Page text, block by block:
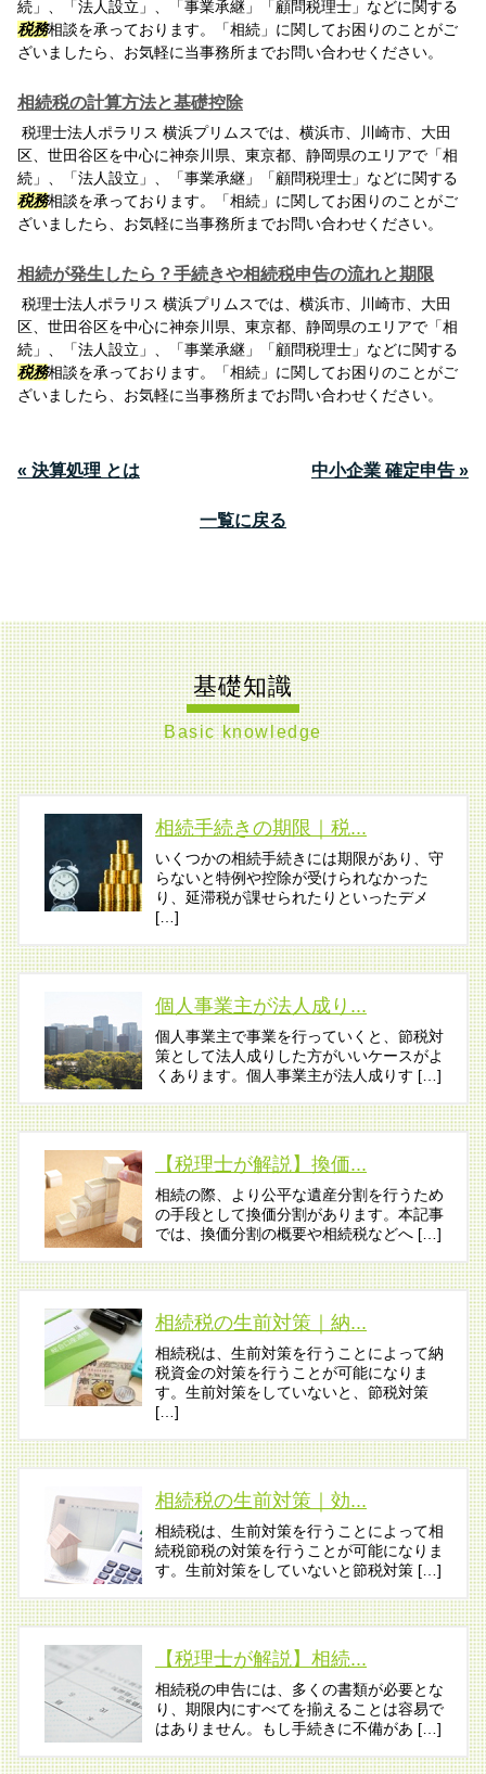
続」、「法人設立」、「事業承継」「顧問税理士」などに関する
税務相談を承っております。「相続」に関してお困りのことがご
ざいましたら、お気軽に当事務所までお問い合わせください。
相続税の計算方法と基礎控除
税理士法人ポラリス 横浜プリムスでは、横浜市、川崎市、大田
区、世田谷区を中心に神奈川県、東京都、静岡県のエリアで「相
続」、「法人設立」、「事業承継」「顧問税理士」などに関する
税務相談を承っております。「相続」に関してお困りのことがご
ざいましたら、お気軽に当事務所までお問い合わせください。
相続が発生したら？手続きや相続税申告の流れと期限
税理士法人ポラリス 横浜プリムスでは、横浜市、川崎市、大田
区、世田谷区を中心に神奈川県、東京都、静岡県のエリアで「相
続」、「法人設立」、「事業承継」「顧問税理士」などに関する
税務相談を承っております。「相続」に関してお困りのことがご
ざいましたら、お気軽に当事務所までお問い合わせください。
« 決算処理 とは 中小企業 確定申告 »
一覧に戻る
基礎知識
Basic knowledge
相続手続きの期限｜税...
いくつかの相続手続きには期限があり、守
らないと特例や控除が受けられなかった
り、延滞税が課せられたりといったデメ
[…]
個人事業主が法人成り...
個人事業主で事業を行っていくと、節税対
策として法人成りした方がいいケースがよ
くあります。個人事業主が法人成りす […]
【税理士が解説】換価...
相続の際、より公平な遺産分割を行うため
の手段として換価分割があります。本記事
では、換価分割の概要や相続税などへ […]
相続税の生前対策｜納...
相続税は、生前対策を行うことによって納
税資金の対策を行うことが可能になりま
す。生前対策をしていないと、節税対策
[…]
相続税の生前対策｜効...
相続税は、生前対策を行うことによって相
続税節税の対策を行うことが可能になりま
す。生前対策をしていないと節税対策 […]
【税理士が解説】相続...
相続税の申告には、多くの書類が必要とな
り、期限内にすべてを揃えることは容易で
はありません。もし手続きに不備があ […]